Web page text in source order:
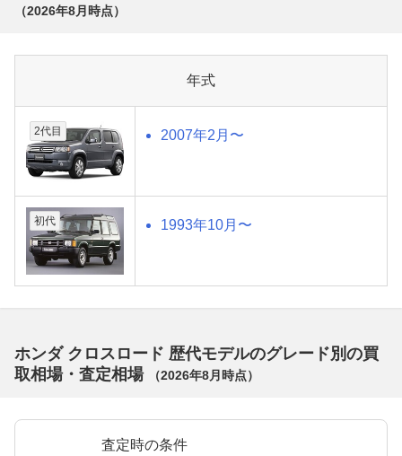
（2026年8月 時点）
年式
2代目 2007年2月〜
初代 1993年10月〜
ホンダ クロスロード 歴代モデルのグレード別の買
取相場・査定相場
（2026年8月 時点）
査定時の条件